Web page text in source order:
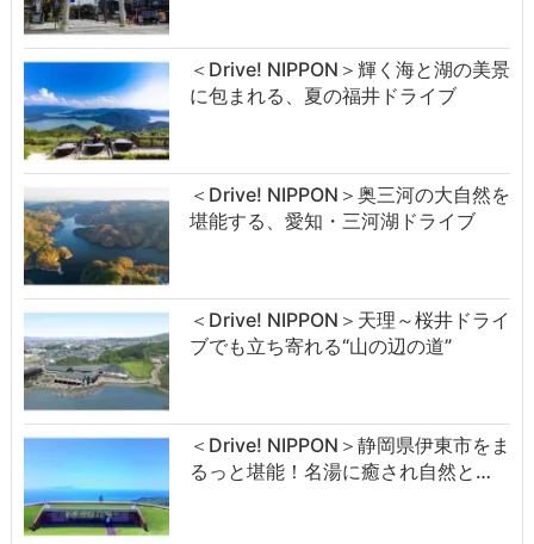
＜Drive! NIPPON＞輝く海と湖の美景
に包まれる、夏の福井ドライブ
＜Drive! NIPPON＞奥三河の大自然を
堪能する、愛知・三河湖ドライブ
＜Drive! NIPPON＞天理～桜井ドライ
ブでも立ち寄れる“山の辺の道”
＜Drive! NIPPON＞静岡県伊東市をま
るっと堪能！名湯に癒され自然と…